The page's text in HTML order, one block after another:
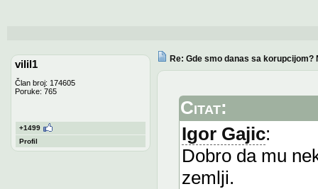
vilil1
Član broj: 174605
Poruke: 765
+1499
Profil
Re: Gde smo danas sa korupcijom?
Citat:
Igor Gajic:
Dobro da mu
zemlji.